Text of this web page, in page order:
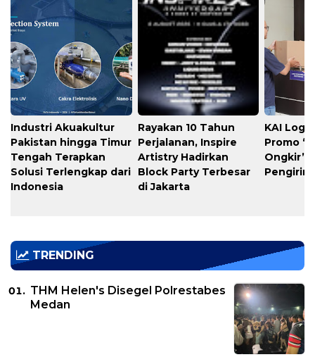
Industri Akuakultur
Pakistan hingga Timur
Tengah Terapkan
Solusi Terlengkap dari
Indonesia
Rayakan 10 Tahun
Perjalanan, Inspire
Artistry Hadirkan
Block Party Terbesar
di Jakarta
KAI
Promo
Ongkir”
TRENDING
THM Helen's Disegel Polrestabes
Medan